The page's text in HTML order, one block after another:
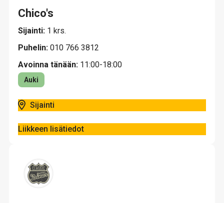
Chico's
Sijainti: 1 krs.
Puhelin: 010 766 3812
Avoinna tänään: 11:00-18:00
Auki
Sijainti
Liikkeen lisätiedot